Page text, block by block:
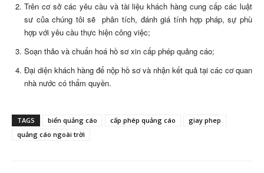
Trên cơ sở các yêu cầu và tài liệu khách hàng cung cấp các luật
sư của chúng tôi sẽ phân tích, đánh giá tính hợp pháp, sự phù
hợp với yêu cầu thực hiện công việc;
Soạn thảo và chuẩn hoá hồ sơ xin cấp phép quảng cáo;
Đại diện khách hàng để nộp hồ sơ và nhận kết quả tại các cơ quan
nhà nước có thẩm quyền.
TAGS biển quảng cáo cấp phép quảng cáo
giay phep
quảng cáo ngoài trời